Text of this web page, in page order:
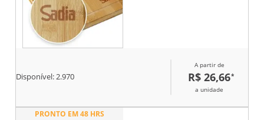
Disponível:2.970
A partir de
R$ 26,66*
a unidade
PRONTO EM 48 HRS